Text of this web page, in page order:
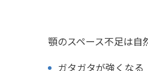
顎のスペース不足は自
ガタガタが強くなる